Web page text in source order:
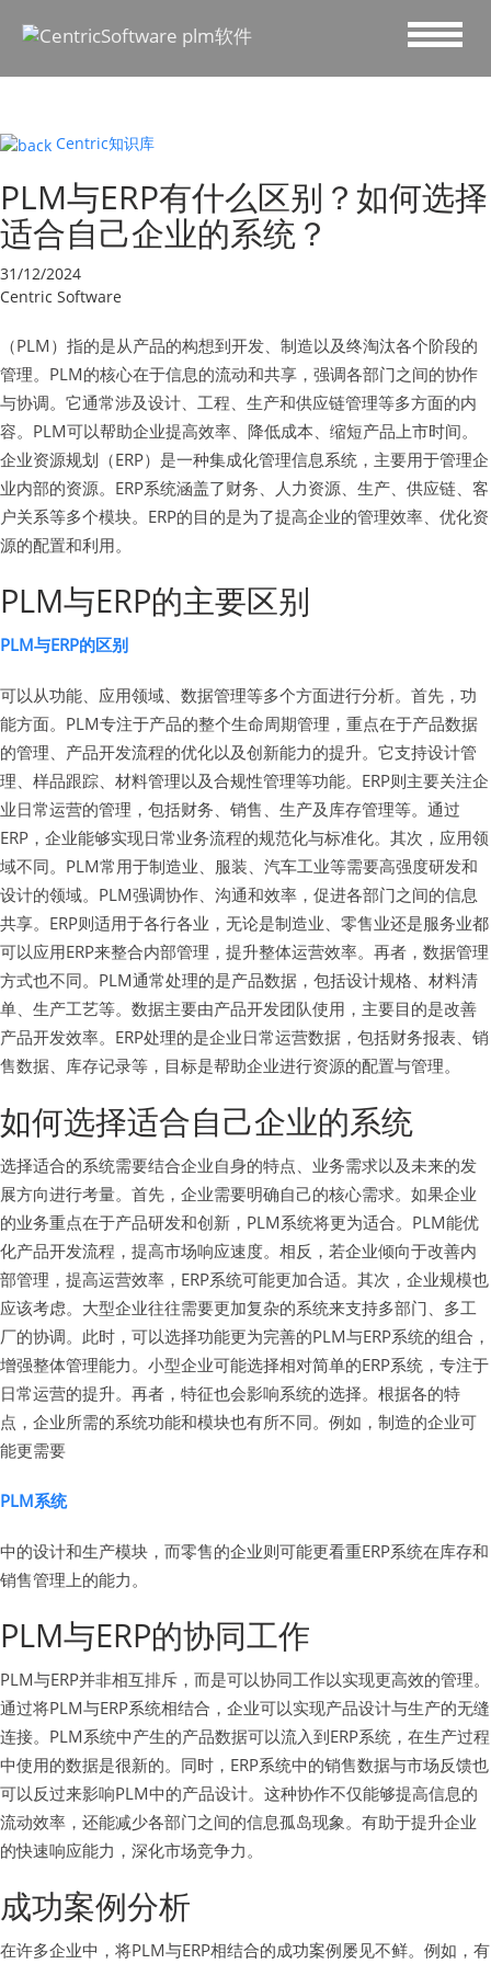
Centric知识库
PLM与ERP有什么区别？如何选择
适合自己企业的系统？
31/12/2024
Centric Software
（PLM）指的是从产品的构想到开发、制造以及终淘汰各个阶段的
管理。PLM的核心在于信息的流动和共享，强调各部门之间的协作
与协调。它通常涉及设计、工程、生产和供应链管理等多方面的内
容。PLM可以帮助企业提高效率、降低成本、缩短产品上市时间。
企业资源规划（ERP）是一种集成化管理信息系统，主要用于管理企
业内部的资源。ERP系统涵盖了财务、人力资源、生产、供应链、客
户关系等多个模块。ERP的目的是为了提高企业的管理效率、优化资
源的配置和利用。
PLM与ERP的主要区别
PLM与ERP的区别
可以从功能、应用领域、数据管理等多个方面进行分析。首先，功
能方面。PLM专注于产品的整个生命周期管理，重点在于产品数据
的管理、产品开发流程的优化以及创新能力的提升。它支持设计管
理、样品跟踪、材料管理以及合规性管理等功能。ERP则主要关注企
业日常运营的管理，包括财务、销售、生产及库存管理等。通过
ERP，企业能够实现日常业务流程的规范化与标准化。其次，应用领
域不同。PLM常用于制造业、服装、汽车工业等需要高强度研发和
设计的领域。PLM强调协作、沟通和效率，促进各部门之间的信息
共享。ERP则适用于各行各业，无论是制造业、零售业还是服务业都
可以应用ERP来整合内部管理，提升整体运营效率。再者，数据管理
方式也不同。PLM通常处理的是产品数据，包括设计规格、材料清
单、生产工艺等。数据主要由产品开发团队使用，主要目的是改善
产品开发效率。ERP处理的是企业日常运营数据，包括财务报表、销
售数据、库存记录等，目标是帮助企业进行资源的配置与管理。
如何选择适合自己企业的系统
选择适合的系统需要结合企业自身的特点、业务需求以及未来的发
展方向进行考量。首先，企业需要明确自己的核心需求。如果企业
的业务重点在于产品研发和创新，PLM系统将更为适合。PLM能优
化产品开发流程，提高市场响应速度。相反，若企业倾向于改善内
部管理，提高运营效率，ERP系统可能更加合适。其次，企业规模也
应该考虑。大型企业往往需要更加复杂的系统来支持多部门、多工
厂的协调。此时，可以选择功能更为完善的PLM与ERP系统的组合，
增强整体管理能力。小型企业可能选择相对简单的ERP系统，专注于
日常运营的提升。再者，特征也会影响系统的选择。根据各的特
点，企业所需的系统功能和模块也有所不同。例如，制造的企业可
能更需要
PLM系统
中的设计和生产模块，而零售的企业则可能更看重ERP系统在库存和
销售管理上的能力。
PLM与ERP的协同工作
PLM与ERP并非相互排斥，而是可以协同工作以实现更高效的管理。
通过将PLM与ERP系统相结合，企业可以实现产品设计与生产的无缝
连接。PLM系统中产生的产品数据可以流入到ERP系统，在生产过程
中使用的数据是很新的。同时，ERP系统中的销售数据与市场反馈也
可以反过来影响PLM中的产品设计。这种协作不仅能够提高信息的
流动效率，还能减少各部门之间的信息孤岛现象。有助于提升企业
的快速响应能力，深化市场竞争力。
成功案例分析
在许多企业中，将PLM与ERP相结合的成功案例屡见不鲜。例如，有